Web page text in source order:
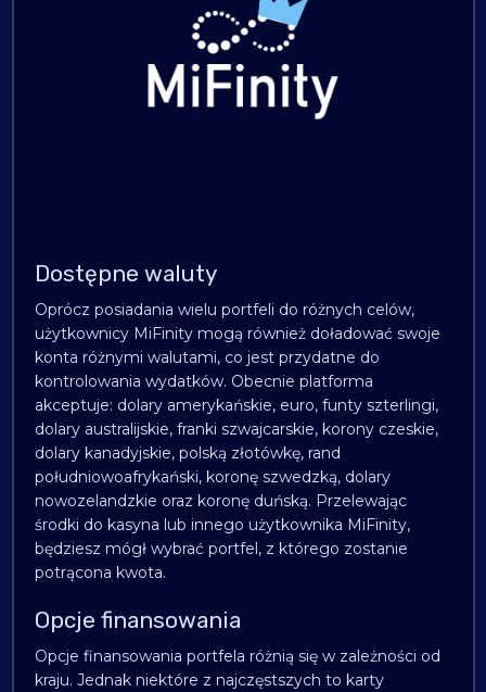
Dostępne waluty
Oprócz posiadania wielu portfeli do różnych celów,
użytkownicy MiFinity mogą również doładować swoje
konta różnymi walutami, co jest przydatne do
kontrolowania wydatków. Obecnie platforma
akceptuje: dolary amerykańskie, euro, funty szterlingi,
dolary australijskie, franki szwajcarskie, korony czeskie,
dolary kanadyjskie, polską złotówkę, rand
południowoafrykański, koronę szwedzką, dolary
nowozelandzkie oraz koronę duńską. Przelewając
środki do kasyna lub innego użytkownika MiFinity,
będziesz mógł wybrać portfel, z którego zostanie
potrącona kwota.
Opcje finansowania
Opcje finansowania portfela różnią się w zależności od
kraju. Jednak niektóre z najczęstszych to karty